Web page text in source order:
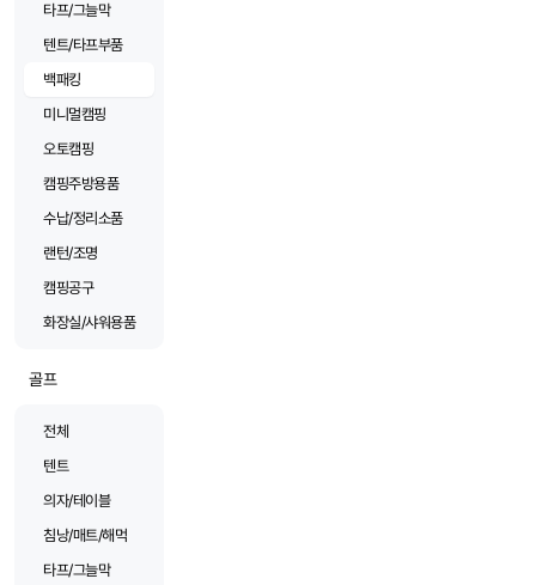
타프/그늘막
텐트/타프부품
백패킹
미니멀캠핑
오토캠핑
캠핑주방용품
수납/정리소품
랜턴/조명
캠핑공구
화장실/샤워용품
골프
전체
텐트
의자/테이블
침낭/매트/해먹
타프/그늘막